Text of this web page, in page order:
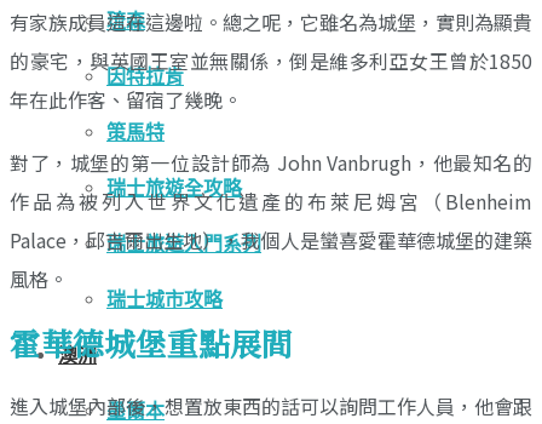
琉森
因特拉肯
策馬特
瑞士旅遊全攻略
瑞士旅遊入門系列
瑞士城市攻略
澳洲
墨爾本
有家族成員這在這邊啦。總之呢，它雖名為城堡，實則為顯貴
的豪宅，與英國王室並無關係，倒是維多利亞女王曾於1850
年在此作客、留宿了幾晚。
對了，城堡的第一位設計師為 John Vanbrugh，他最知名的
作品為被列入世界文化遺產的布萊尼姆宮（Blenheim
Palace，邱吉爾出生地），我個人是蠻喜愛霍華德城堡的建築
風格。
霍華德城堡重點展間
進入城堡內部後，想置放東西的話可以詢問工作人員，他會跟